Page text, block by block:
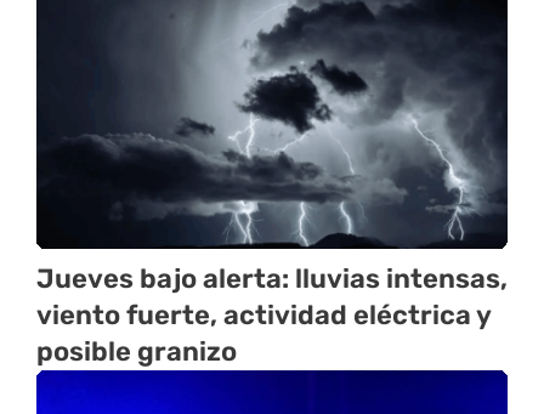
Jueves bajo alerta: lluvias intensas,
viento fuerte, actividad eléctrica y
posible granizo